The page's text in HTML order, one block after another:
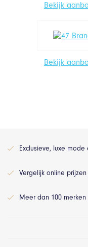
Bekijk
Bekijk
Exclusieve, luxe
Vergelijk online
Meer dan 100 merken